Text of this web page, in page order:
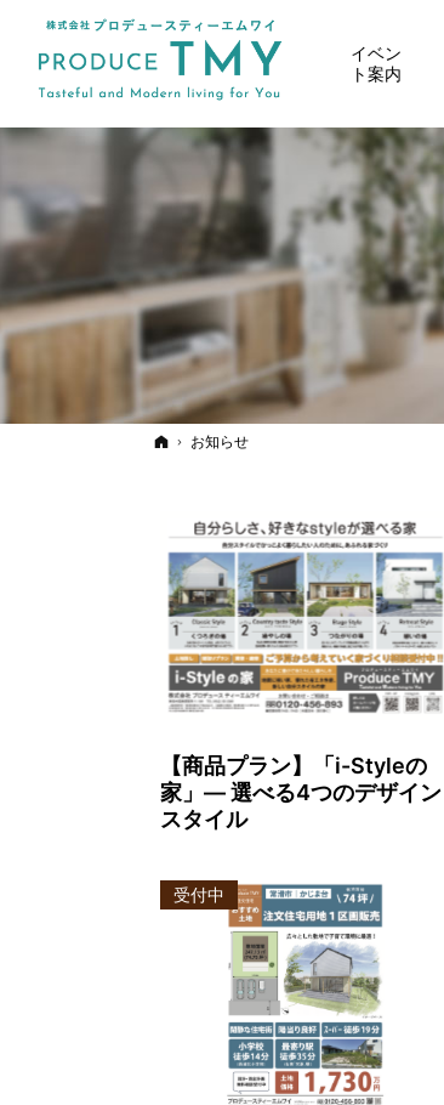
ホーム
お知らせ
【商品プラン】「i-Styleの
家」― 選べる4つのデザイン
スタイル
受付中
イベン
ト案内